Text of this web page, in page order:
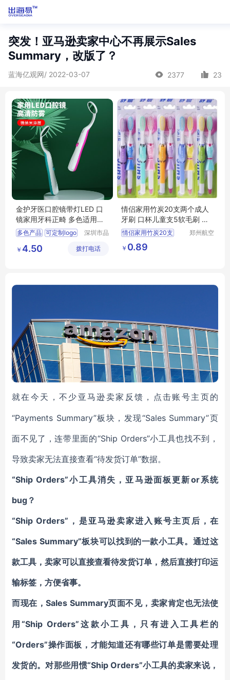
突发！亚马逊卖家中心不再展示Sales
Summary，改版了？
蓝海亿观网/ 2022-03-07 2377 23
金护牙医口腔镜带灯LED 口
镜家用牙科正畸 多色适用于
北美地区
多色产品 可定制logo
方便携带
深圳市品
物科技有
￥ 4.50 拨打电话
情侣家用竹炭20支两个成人
牙刷 口杯儿童支5软毛刷 送
细丝家庭装
情侣家用竹炭20支
两个成人牙刷
儿童支5软毛牙刷
郑州航空
￥ 0.89
就在今天，不少亚马逊卖家反馈，点击账号主页的
“Payments Summary”板块，发现“Sales Summary”页
面不见了，连带里面的“Ship Orders”小工具也找不到，
导致卖家无法直接查看“待发货订单”数据。
“Ship Orders”小工具消失，亚马逊面板更新or系统
bug？
“Ship Orders”，是亚马逊卖家进入账号主页后，在
“Sales Summary”板块可以找到的一款小工具。通过这
款工具，卖家可以直接查看待发货订单，然后直接打印运
输标签，方便省事。
而现在， Sales Summary页面不见，卖家肯定也无法使
用“Ship Orders”这款小工具，只有进入工具栏的
“Orders”操作面板，才能知道还有哪些订单是需要处理
发货的。对那些用惯“Ship Orders”小工具的卖家来说，